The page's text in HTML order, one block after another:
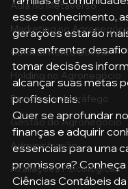
Aula no Metaverso
Marketing no
Confinamento Bovino
Holding no Agronegócio
Psicologia de tráfego
Gestão do Agronegócio
Administração
Avaliações Psicológicas
esse conhecimento,
gerações estarão
para enfrentar
tomar decisões
alcançar suas metas
profissionais.
Quer se aprofundar
finanças e adquirir
essenciais para uma
promissora?
Ciências Contábeis